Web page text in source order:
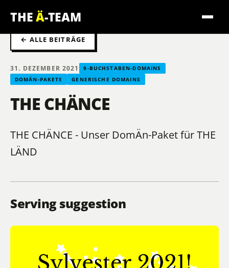
THEÄ-TEAM
← ALLE BEITRÄGE
31. DEZEMBER 2021
9-BUCHSTABEN-DOMAINS
DOMÄN-PAKETE
GENERISCHE DOMAINS
THE CHÄNCE
THE CHÄNCE - Unser DomÄn-Paket für THE
LÄND
Serving suggestion